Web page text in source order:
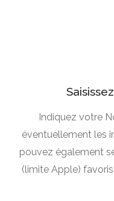
Indiquez votre
éventuellement les
pouvez également
(limite Apple)